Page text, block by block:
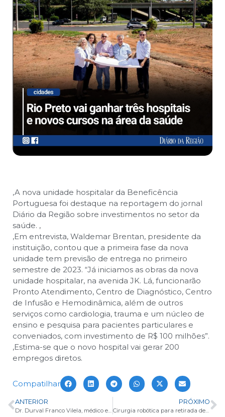
,A nova unidade hospitalar da Beneficência
Portuguesa foi destaque na reportagem do jornal
Diário da Região sobre investimentos no setor da
saúde. ,
,Em entrevista, Waldemar Brentan, presidente da
instituição, contou que a primeira fase da nova
unidade tem previsão de entrega no primeiro
semestre de 2023. “Já iniciamos as obras da nova
unidade hospitalar, na avenida JK. Lá, funcionarão
Pronto Atendimento, Centro de Diagnóstico, Centro
de Infusão e Hemodinâmica, além de outros
serviços como cardiologia, trauma e um núcleo de
ensino e pesquisa para pacientes particulares e
conveniados, com investimento de R$ 100 milhões”.
,Estima-se que o novo hospital vai gerar 200
empregos diretos.
Compatilhar
ANTERIOR PRÓXIMO
Cirurgia robótica para retirada de útero é realizada no Hospital Beneficência Portuguesa